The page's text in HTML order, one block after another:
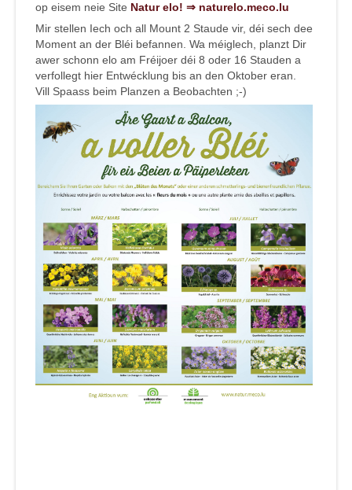
op eisem neie Site Natur elo! ⇒ naturelo.meco.lu
Mir stellen Iech och all Mount 2 Staude vir, déi sech dee
Moment an der Bléi befannen. Wa méiglech, planzt Dir
awer schonn elo am Fréijoer déi 8 oder 16 Stauden a
verfollegt hier Entwécklung bis an den Oktober eran.
Vill Spaass beim Planzen a Beobachten ;-)